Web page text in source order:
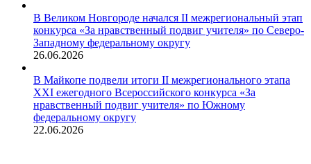
В Великом Новгороде начался II межрегиональный этап
конкурса «За нравственный подвиг учителя» по Северо-
Западному федеральному округу
26.06.2026
В Майкопе подвели итоги II межрегионального этапа
XXI ежегодного Всероссийского конкурса «За
нравственный подвиг учителя» по Южному
федеральному округу
22.06.2026